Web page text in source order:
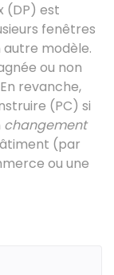
(DP) est
fenêtres
autre modèle.
ou non
revanche,
(PC) si
changement
(par
ou une